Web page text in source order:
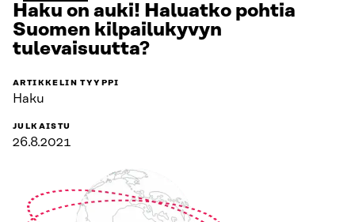
Haku on auki! Haluatko pohtia
Suomen kilpailukyvyn
tulevaisuutta?
ARTIKKELIN TYYPPI
Haku
JULKAISTU
26.8.2021